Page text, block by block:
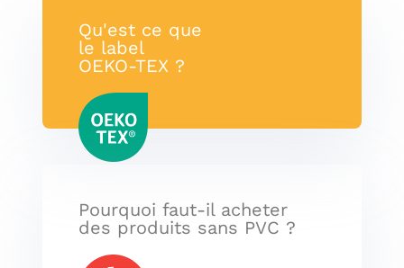
Qu'est ce que
le label
OEKO-TEX ?
Pourquoi faut-il acheter
des produits sans PVC ?